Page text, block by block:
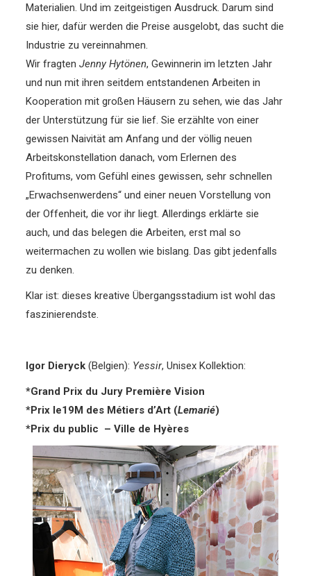
Materialien. Und im zeitgeistigen Ausdruck. Darum sind
sie hier, dafür werden die Preise ausgelobt, das sucht die
Industrie zu vereinnahmen.
Wir fragtenJenny Hytönen, Gewinnerin im letzten Jahr
und nun mit ihren seitdem entstandenen Arbeiten in
Kooperation mit großen Häusern zu sehen, wie das Jahr
der Unterstützung für sie lief. Sie erzählte von einer
gewissen Naivität am Anfang und der völlig neuen
Arbeitskonstellation danach, vom Erlernen des
Profitums, vom Gefühl eines gewissen, sehr schnellen
„Erwachsenwerdens“ und einer neuen Vorstellung von
der Offenheit, die vor ihr liegt. Allerdings erklärte sie
auch, und das belegen die Arbeiten, erst mal so
weitermachen zu wollen wie bislang. Das gibt jedenfalls
zu denken.
Klar ist: dieses kreative Übergangsstadium ist wohl das
faszinierendste.
Igor Dieryck (Belgien): Yessir, Unisex Kollektion:
*Grand Prix du Jury Première Vision
*Prix le19M des Métiers d’Art (Lemarié)
*Prix du public – Ville de Hyères